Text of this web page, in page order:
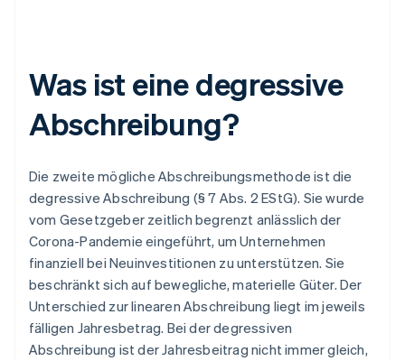
Was ist eine degressive
Abschreibung?
Die zweite mögliche Abschreibungsmethode ist die
degressive Abschreibung (§ 7 Abs. 2 EStG). Sie wurde
vom Gesetzgeber zeitlich begrenzt anlässlich der
Corona-Pandemie eingeführt, um Unternehmen
finanziell bei Neuinvestitionen zu unterstützen. Sie
beschränkt sich auf bewegliche, materielle Güter. Der
Unterschied zur linearen Abschreibung liegt im jeweils
fälligen Jahresbetrag. Bei der degressiven
Abschreibung ist der Jahresbeitrag nicht immer gleich,